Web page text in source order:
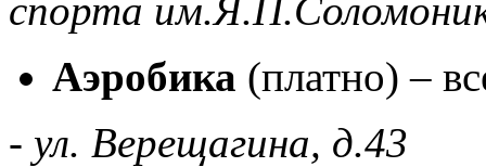
спорта
Аэробика (платно) –
- ул. Верещагина, д.43